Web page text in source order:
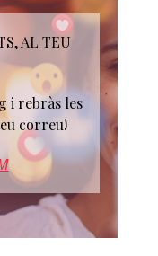
AL TEU
i rebràs les
correu!